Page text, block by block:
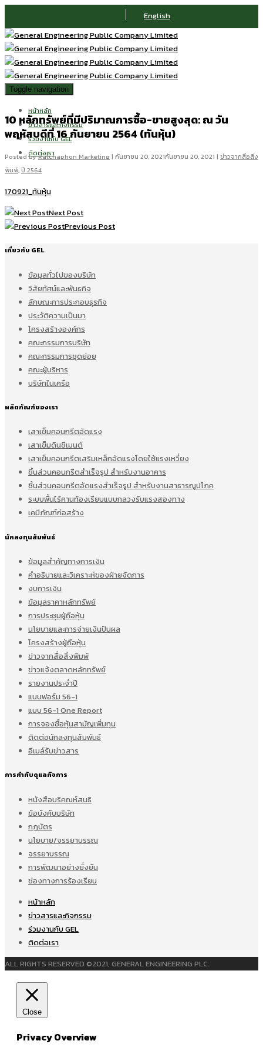
English
Toggle navigation
หน้าหลัก
ข่าวสารและกิจกรรม
ร่วมงานกับ GEL
ติดต่อเรา
10 หลักทรัพย์ที่มีปริมาณการซื้อ-ขายสูงสุด: ณ วัน
พฤหัสบดีที่ 16 กันยายน 2564 (ทันหุ้น)
Posted byRatchaphon Marketing| กันยายน 20, 2021กันยายน 20, 2021 | ข่าวจากสื่อสิ่ง
พิมพ์,ปี 2564
170921_ทันหุ้น
Next Post
Previous Post
เกี่ยวกับ GEL
ข้อมูลทั่วไปของบริษัท
วิสัยทัศน์และพันธกิจ
ลักษณะการประกอบธุรกิจ
ประวัติความเป็นมา
โครงสร้างองค์กร
คณะกรรมการบริษัท
คณะกรรมการชุดย่อย
คณะผู้บริหาร
บริษัทในเครือ
ผลิตภัณฑ์ของเรา
เสาเข็มคอนกรีตอัดแรง
เสาเข็มดินซีเมนต์
เสาเข็มคอนกรีตเสริมเหล็กอัดแรงโดยใช้แรงเหวี่ยง
ชิ้นส่วนคอนกรีตสำเร็จรูป สำหรับงานอาคาร
ชิ้นส่วนคอนกรีตอัดแรงสำเร็จรูป สำหรับงานสาธารณูปโภค
ระบบพื้นไร้คานท้องเรียบแบบกลวงรับแรงสองทาง
เคมีภัณฑ์ก่อสร้าง
นักลงทุนสัมพันธ์
ข้อมูลสำคัญทางการเงิน
คำอธิบายและวิเคราะห์ของฝ่ายจัดการ
งบการเงิน
ข้อมูลราคาหลักทรัพย์
การประชุมผู้ถือหุ้น
นโยบายและการจ่ายเงินปันผล
โครงสร้างผู้ถือหุ้น
ข่าวจากสื่อสิ่งพิมพ์
ข่าวแจ้งตลาดหลักทรัพย์
รายงานประจำปี
แบบฟอร์ม 56-1
แบบ 56-1 One Report
การจองซื้อหุ้นสามัญเพิ่มทุน
ติดต่อนักลงทุนสัมพันธ์
อีเมล์รับข่าวสาร
การกำกับดูแลกิจการ
หนังสือบริคณห์สนธิ
ข้อบังคับบริษัท
กฎบัตร
นโยบาย/จรรยาบรรณ
จรรยาบรรณ
การพัฒนาอย่างยั่งยืน
ช่องทางการร้องเรียน
หน้าหลัก
ข่าวสารและกิจกรรม
ร่วมงานกับ GEL
ติดต่อเรา
ALL RIGHTS RESERVED ©2021, GENERAL ENGINEERING PLC.
Close
Privacy Overview